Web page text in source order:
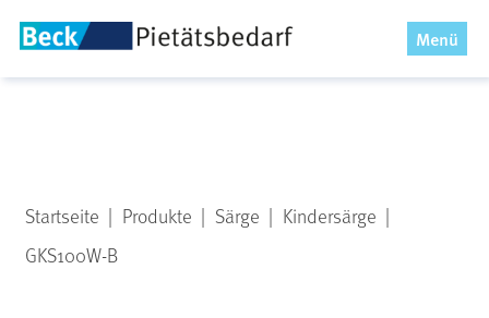
Menü
x
Startseite | Produkte | Särge | Kindersärge |
GKS100W-B